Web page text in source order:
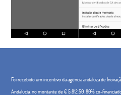
Foi recebido um incentivo da agência andaluza de
Andalucía, no montante de € 5.812,50, 80% co-